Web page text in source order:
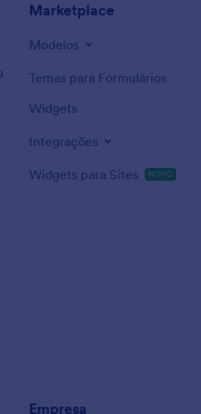
Marketplace
Modelos
Temas para Formulários
Widgets
Integrações
Widgets para Sites NOVO
Empresa